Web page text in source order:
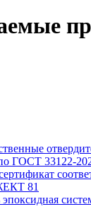
эпоксидная